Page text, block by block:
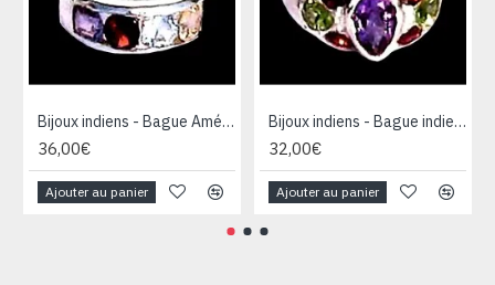
Bijoux indiens - Bague Améthyste, Grenat, Topaze et citrine
36,00€
Ajouter au panier
Bijoux indiens - Bague indienne Améthyste, Grenat et Péridot
32,00€
Ajouter au panier